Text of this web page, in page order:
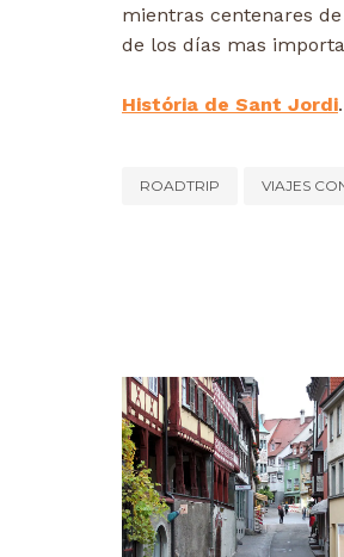
mientras centenares
de los días mas
História de Sant Jordi.
ROADTRIP VIAJES